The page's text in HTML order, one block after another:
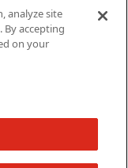
SUPERIOR
Inc.
analyze site
accepting
on your